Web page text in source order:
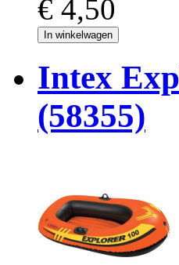
€ 4,50
In winkelwagen
Intex
(58355)